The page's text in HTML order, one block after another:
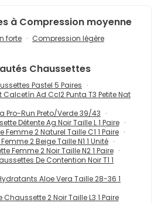
à Compression moyenne
forte Compression légère
Chaussettes
Pastel 5 Paires
Calcetín Ad Ccl2 Punta T3 Petite Nat
Pro-Run Preto/Verde 39/43
Détente Ag Noir Taille L 1 Paire
2 Naturel Taille C1 1 Paire
2 Beige Taille N1 1 Unité
Femme 2 Noir Taille N2 1 Paire
De Contention Noir T1 1
Aloe Vera Taille 28-36 1
2 Noir Taille L3 1 Paire